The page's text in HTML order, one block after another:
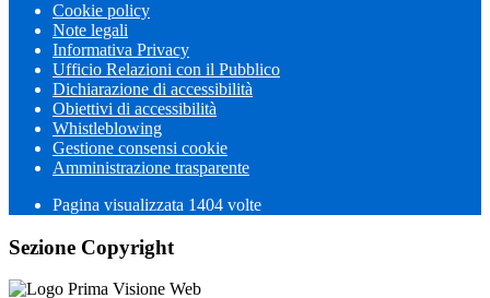
Cookie policy
Note legali
Informativa Privacy
Ufficio Relazioni con il Pubblico
Dichiarazione di accessibilità
Obiettivi di accessibilità
Whistleblowing
Gestione consensi cookie
Amministrazione trasparente
Pagina visualizzata 1404 volte
Sezione Copyright